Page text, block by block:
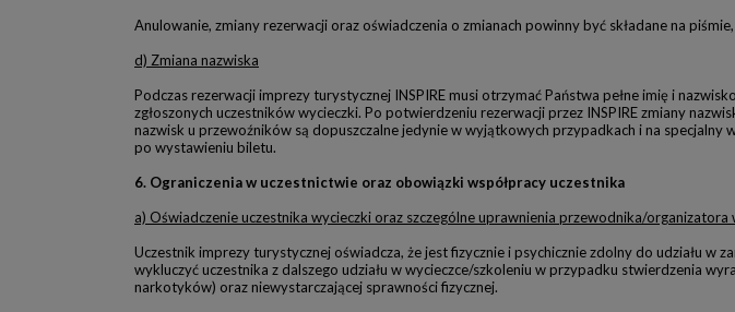
Anulowanie, zmiany rezerwacji oraz oświadczenia o zmianach powinny być składane na
d) Zmiana nazwiska
Podczas rezerwacji imprezy turystycznej INSPIRE musi otrzymać Państwa pełne imię i
zgłoszonych uczestników wycieczki. Po potwierdzeniu rezerwacji przez INSPIRE zmiany
nazwisk u przewoźników są dopuszczalne jedynie w wyjątkowych przypadkach i na specjalny
po wystawieniu biletu.
6. Ograniczenia w uczestnictwie oraz obowiązki współpracy uczestnika
a) Oświadczenie uczestnika wycieczki oraz szczególne uprawnienia przewodnika/
Uczestnik imprezy turystycznej oświadcza, że jest fizycznie i psychicznie zdolny do udziału
wykluczyć uczestnika z dalszego udziału w wycieczce/szkoleniu w przypadku stwierdzenia
narkotyków) oraz niewystarczającej sprawności fizycznej.